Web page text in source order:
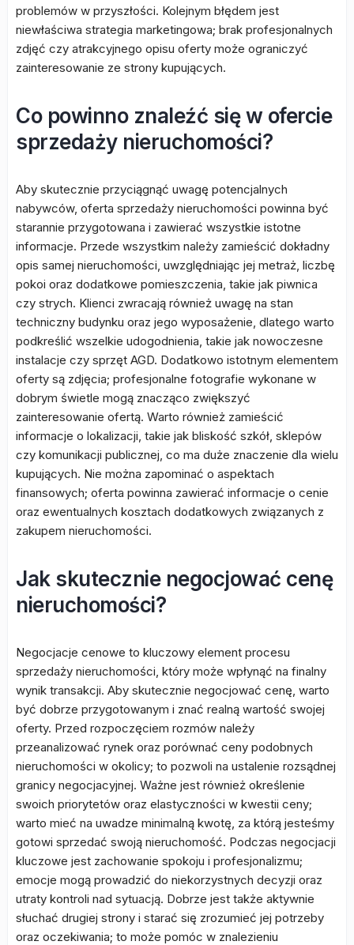
problemów w przyszłości. Kolejnym błędem jest
niewłaściwa strategia marketingowa; brak profesjonalnych
zdjęć czy atrakcyjnego opisu oferty może ograniczyć
zainteresowanie ze strony kupujących.
Co powinno znaleźć się w ofercie
sprzedaży nieruchomości?
Aby skutecznie przyciągnąć uwagę potencjalnych
nabywców, oferta sprzedaży nieruchomości powinna być
starannie przygotowana i zawierać wszystkie istotne
informacje. Przede wszystkim należy zamieścić dokładny
opis samej nieruchomości, uwzględniając jej metraż, liczbę
pokoi oraz dodatkowe pomieszczenia, takie jak piwnica
czy strych. Klienci zwracają również uwagę na stan
techniczny budynku oraz jego wyposażenie, dlatego warto
podkreślić wszelkie udogodnienia, takie jak nowoczesne
instalacje czy sprzęt AGD. Dodatkowo istotnym elementem
oferty są zdjęcia; profesjonalne fotografie wykonane w
dobrym świetle mogą znacząco zwiększyć
zainteresowanie ofertą. Warto również zamieścić
informacje o lokalizacji, takie jak bliskość szkół, sklepów
czy komunikacji publicznej, co ma duże znaczenie dla wielu
kupujących. Nie można zapominać o aspektach
finansowych; oferta powinna zawierać informacje o cenie
oraz ewentualnych kosztach dodatkowych związanych z
zakupem nieruchomości.
Jak skutecznie negocjować cenę
nieruchomości?
Negocjacje cenowe to kluczowy element procesu
sprzedaży nieruchomości, który może wpłynąć na finalny
wynik transakcji. Aby skutecznie negocjować cenę, warto
być dobrze przygotowanym i znać realną wartość swojej
oferty. Przed rozpoczęciem rozmów należy
przeanalizować rynek oraz porównać ceny podobnych
nieruchomości w okolicy; to pozwoli na ustalenie rozsądnej
granicy negocjacyjnej. Ważne jest również określenie
swoich priorytetów oraz elastyczności w kwestii ceny;
warto mieć na uwadze minimalną kwotę, za którą jesteśmy
gotowi sprzedać swoją nieruchomość. Podczas negocjacji
kluczowe jest zachowanie spokoju i profesjonalizmu;
emocje mogą prowadzić do niekorzystnych decyzji oraz
utraty kontroli nad sytuacją. Dobrze jest także aktywnie
słuchać drugiej strony i starać się zrozumieć jej potrzeby
oraz oczekiwania; to może pomóc w znalezieniu